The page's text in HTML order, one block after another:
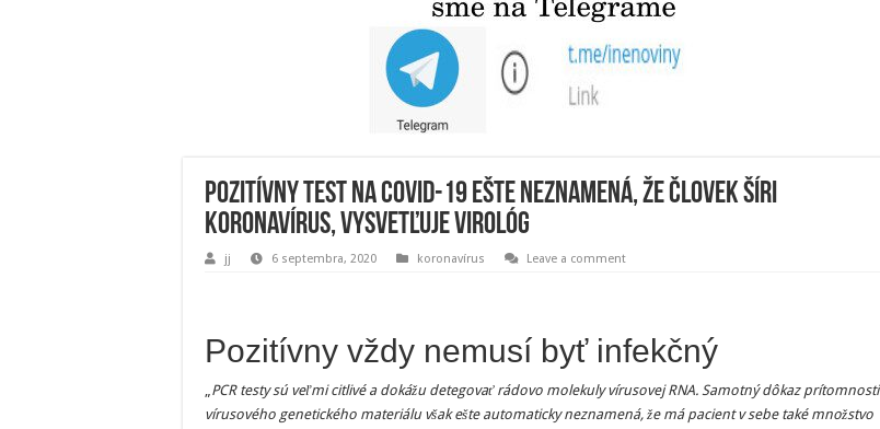
Pozitívny test na COVID-19 ešte neznamená, že človek šíri
koronavírus, vysvetľuje virológ
jj 6 septembra, 2020 koronavírus Leave a comment
Pozitívny vždy nemusí byť infekčný
„PCR testy sú veľmi citlivé a dokážu detegovať rádovo molekuly vírusovej RNA. Samotný dôkaz prítomnosti
vírusového genetického materiálu však ešte automaticky neznamená, že má pacient v sebe také množstvo